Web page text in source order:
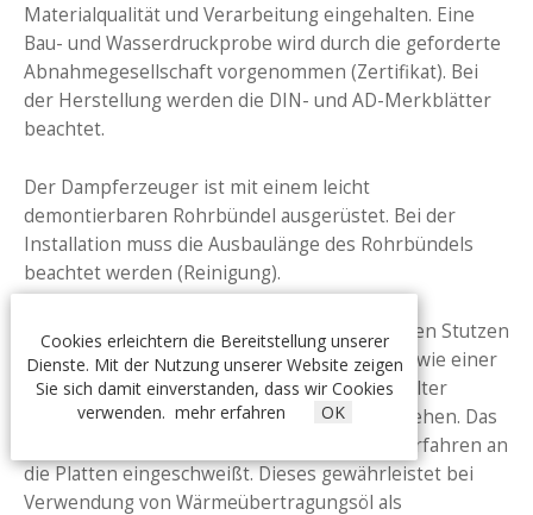
Materialqualität und Verarbeitung eingehalten. Eine
Bau- und Wasserdruckprobe wird durch die geforderte
Abnahmegesellschaft vorgenommen (Zertifikat). Bei
der Herstellung werden die DIN- und AD-Merkblätter
beachtet.
Der Dampferzeuger ist mit einem leicht
demontierbaren Rohrbündel ausgerüstet. Bei der
Installation muss die Ausbaulänge des Rohrbündels
beachtet werden (Reinigung).
Der Dampferzeuger ist mit allen erforderlichen Stutzen
und Konsolen (Dampf, Wasser, Thermalöl) sowie einer
Wärmeschutzisolierung, abnehmbar, in geteilter
Ausführung und mit Blechschutzmantel versehen. Das
Rohrbündel wird nach einem besonderen Verfahren an
die Platten eingeschweißt. Dieses gewährleistet bei
Verwendung von Wärmeübertragungsöl als
Cookies erleichtern die Bereitstellung unserer
Dienste. Mit der Nutzung unserer Website zeigen
Sie sich damit einverstanden, dass wir Cookies
verwenden. mehr erfahren OK